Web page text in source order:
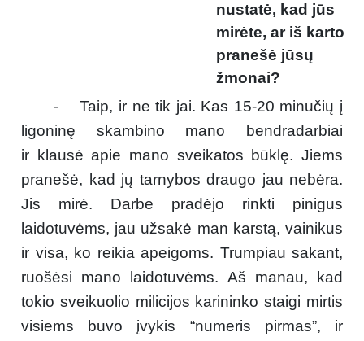
nustatė, kad jūs
mirėte, ar iš karto
pranešė jūsų
žmonai?
- Taip, ir ne tik jai. Kas 15-20 minučių į
ligoninę skambino mano bendradarbiai
ir klausė apie mano sveikatos būklę. Jiems
pranešė, kad jų tarnybos draugo jau nebėra.
Jis mirė. Darbe pradėjo rinkti pinigus
laidotuvėms, jau užsakė man karstą, vainikus
ir visa, ko reikia apeigoms. Trumpiau sakant,
ruošėsi mano laidotuvėms. Aš manau, kad
tokio sveikuolio milicijos karininko staigi mirtis
visiems buvo įvykis “numeris pirmas”, ir